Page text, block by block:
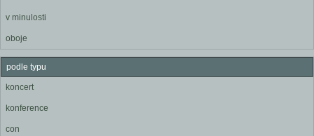
v minulosti
oboje
podle typu
koncert
konference
con